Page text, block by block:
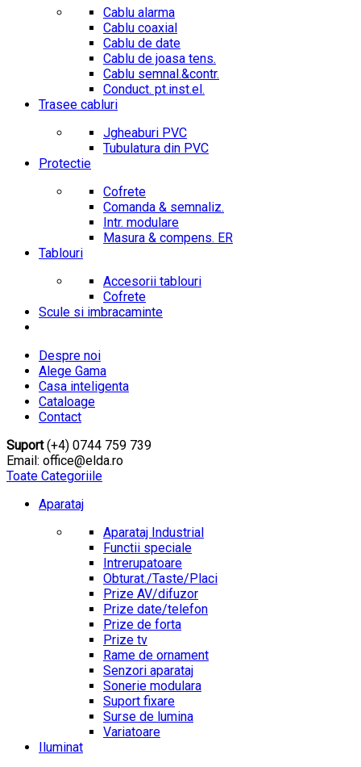
Cablu alarma
Cablu coaxial
Cablu de date
Cablu de joasa tens.
Cablu semnal.&contr.
Conduct. pt.inst.el.
Trasee cabluri
Jgheaburi PVC
Tubulatura din PVC
Protectie
Cofrete
Comanda & semnaliz.
Intr. modulare
Masura & compens. ER
Tablouri
Accesorii tablouri
Cofrete
Scule si imbracaminte
Despre noi
Alege Gama
Casa inteligenta
Cataloage
Contact
Suport(+4) 0744 759 739
Email: office@elda.ro
Toate Categoriile
Aparataj
Aparataj Industrial
Functii speciale
Intrerupatoare
Obturat./Taste/Placi
Prize AV/difuzor
Prize date/telefon
Prize de forta
Prize tv
Rame de ornament
Senzori aparataj
Sonerie modulara
Suport fixare
Surse de lumina
Variatoare
Iluminat